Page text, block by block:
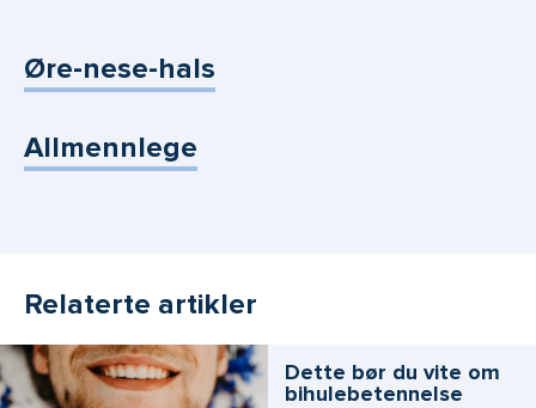
Øre-nese-hals
Allmennlege
Relaterte artikler
Dette bør du vite om
bihulebetennelse